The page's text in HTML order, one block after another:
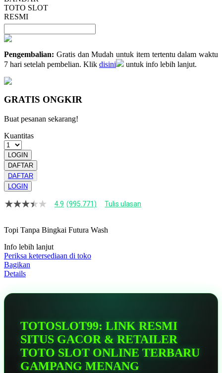
TOTO SLOT
RESMI
Pengembalian: Gratis dan Mudah untuk item tertentu dalam waktu
7 hari setelah pembelian. Klik disini untuk info lebih lanjut.
GRATIS ONGKIR
Buat pesanan sekarang!
Kuantitas
LOGIN
DAFTAR
DAFTAR
LOGIN
4.9
bintang,
rating
rata-
rata.
Read
13
Tautan
4.9 (995.771) Tulis ulasan
Topi Tanpa Bingkai Futura Wash
Info lebih lanjut
Periksa ketersediaan di toko
Bagikan
Details
TOTOSLOT99: LINK RESMI
SITUS GACOR & RETAILER
TOTO SLOT ONLINE TERBARU
GAMPANG MENANG